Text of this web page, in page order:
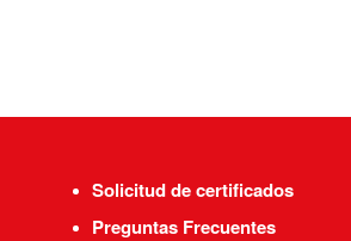
Solicitud de certificados
Preguntas Frecuentes